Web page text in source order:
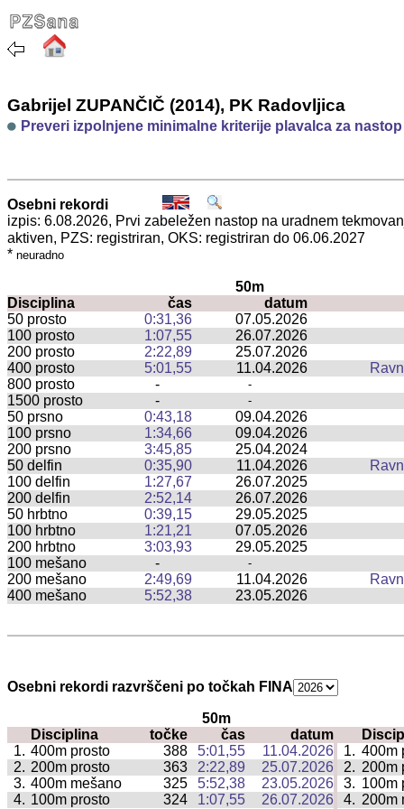
Gabrijel ZUPANČIČ (2014), PK Radovljica
Preveri izpolnjene minimalne kriterije plavalca za
Osebni rekordi
izpis: 6.08.2026, Prvi zabeležen nastop na uradnem
aktiven, PZS: registriran, OKS: registriran do 06.06.2027
* neuradno
50m
Disciplina
čas
datum
50 prosto
0:31,36
07.05.2026
100 prosto
1:07,55
26.07.2026
200 prosto
2:22,89
25.07.2026
400 prosto
5:01,55 11.04.2026
800 prosto
- -
1500 prosto - -
50 prsno 0:43,18
09.04.2026
100 prsno
1:34,66
09.04.2026
200 prsno
3:45,85
25.04.2024
50 delfin
0:35,90 11.04.2026
100 delfin
1:27,67
26.07.2025
200 delfin
2:52,14
26.07.2026
50 hrbtno
0:39,15
29.05.2025
100 hrbtno
1:21,21
07.05.2026
200 hrbtno
3:03,93
29.05.2025
100 mešano
- -
200 mešano 2:49,69 11.04.2026
400 mešano
5:52,38 23.05.2026
Osebni rekordi razvrščeni po točkah FINA
50m
Disciplina
točke čas datum
1. 400m prosto 388 5:01,55 11.04.2026 1. 400m
2. 200m prosto 363 2:22,89 25.07.2026 2. 200m
3. 400m mešano 325 5:52,38 23.05.2026 3. 100m
4. 100m prosto 324 1:07,55 26.07.2026 4. 200m